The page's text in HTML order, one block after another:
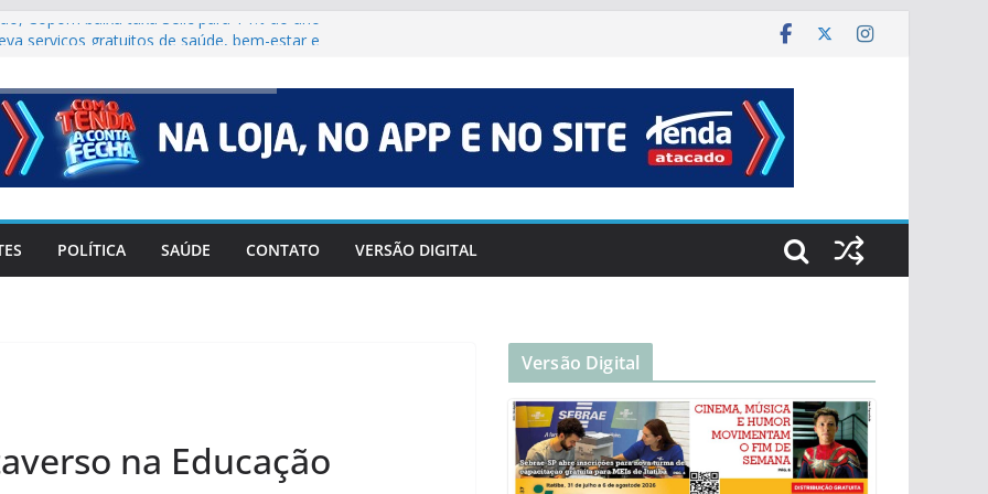
Copom baixa taxa Selic para 14% ao ano
divulga calendário do Vestibular das
semestre de 2027
facilitar vacinação de trabalhadores contra
trens da CPTM das linhas 11, 12 e 13
POLÍTICA SAÚDE CONTATO VERSÃO DIGITAL
na Educação
Versão Digital